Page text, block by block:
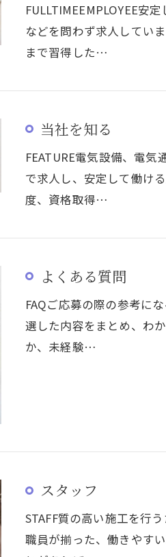
FULLTIMEEMPLOYEE安
などを問わず求人してい
まで習得した…
当社を知る
FEATURE電気設備、電
で求人し、安定して働け
度、資格取得…
よくある質問
FAQご応募の際の参考に
選した内容をまとめ、わ
か、未経験…
スタッフ
STAFF質の高い施工を行
職員が揃った、働きやす